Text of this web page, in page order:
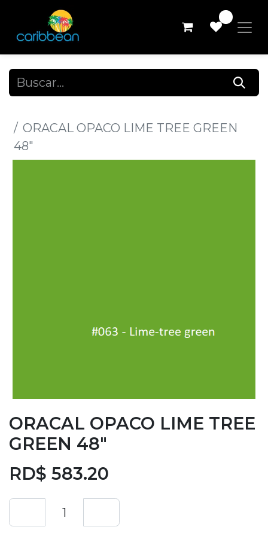
ORACAL OPACO LIME TREE GREEN
48"
ORACAL OPACO LIME TREE
GREEN 48"
RD$ 583.20